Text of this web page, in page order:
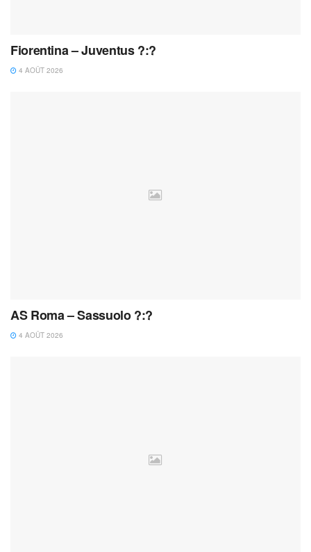
Fiorentina – Juventus ?:?
4 AOÛT 2026
AS Roma – Sassuolo ?:?
4 AOÛT 2026